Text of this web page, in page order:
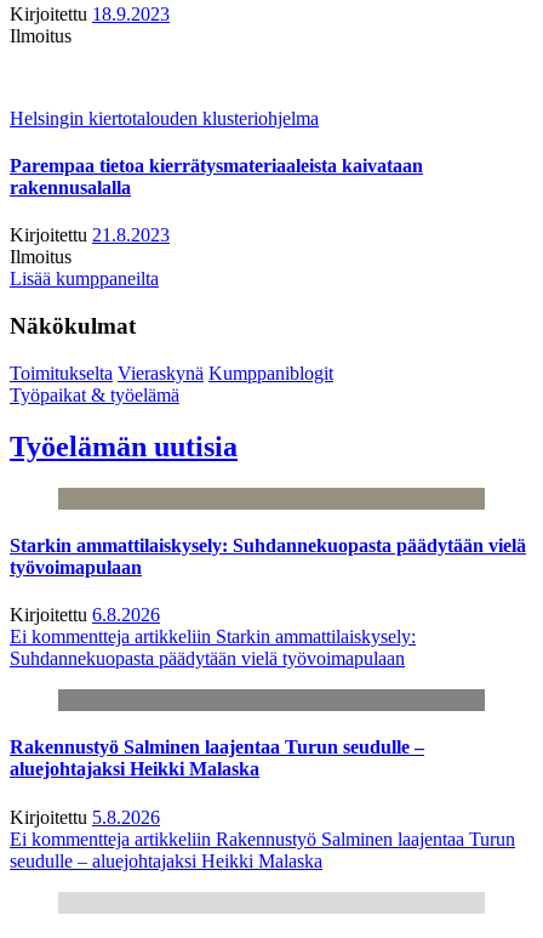
Kirjoitettu 18.9.2023
Ilmoitus
Helsingin kiertotalouden klusteriohjelma
Parempaa tietoa kierrätysmateriaaleista kaivataan
rakennusalalla
Kirjoitettu 21.8.2023
Ilmoitus
Lisää kumppaneilta
Näkökulmat
Toimitukselta Vieraskynä Kumppaniblogit
Työpaikat & työelämä
Työelämän uutisia
Starkin ammattilaiskysely: Suhdannekuopasta päädytään vielä
työvoimapulaan
Kirjoitettu 6.8.2026
Ei kommentteja artikkeliin Starkin ammattilaiskysely:
Suhdannekuopasta päädytään vielä työvoimapulaan
Rakennustyö Salminen laajentaa Turun seudulle –
aluejohtajaksi Heikki Malaska
Kirjoitettu 5.8.2026
Ei kommentteja artikkeliin Rakennustyö Salminen laajentaa Turun
seudulle – aluejohtajaksi Heikki Malaska